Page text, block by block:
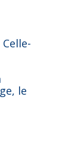
le